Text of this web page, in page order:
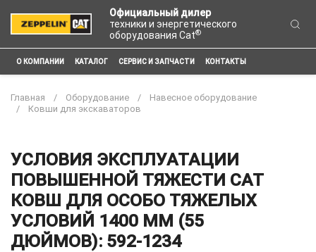
Официальный дилер
техники и энергетического
оборудования Cat®
О КОМПАНИИ КАТАЛОГ СЕРВИС И ЗАПЧАСТИ КОНТАКТЫ
Главная Оборудование
Навесное оборудование
Ковши для экскаваторов
УСЛОВИЯ ЭКСПЛУАТАЦИИ
ПОВЫШЕННОЙ ТЯЖЕСТИ CAT
КОВШ ДЛЯ ОСОБО ТЯЖЕЛЫХ
УСЛОВИЙ 1400 ММ (55
ДЮЙМОВ): 592-1234